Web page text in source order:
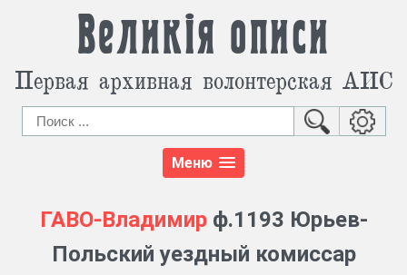
Великія описи
Первая архивная волонтерская АИС
Меню
ГАВО-Владимирф.1193 Юрьев-
Польский уездный комиссар